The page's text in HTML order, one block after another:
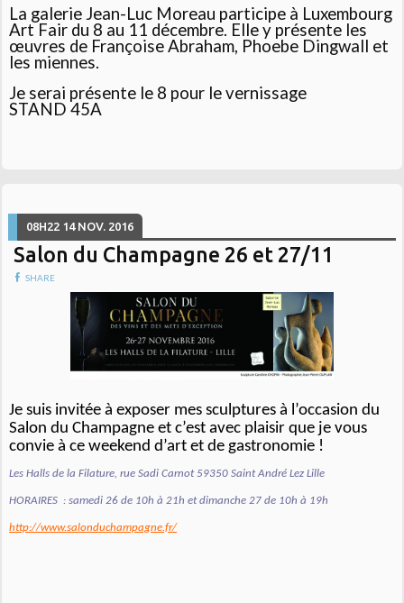
La galerie Jean-Luc Moreau participe à Luxembourg
Art Fair du 8 au 11 décembre. Elle y présente les
œuvres de Françoise Abraham, Phoebe Dingwall et
les miennes.
Je serai présente le 8 pour le vernissage
STAND 45A
08H22 14 NOV. 2016
Salon du Champagne 26 et 27/11
SHARE
Je suis invitée à exposer mes sculptures à l’occasion du
Salon du Champagne et c’est avec plaisir que je vous
convie à ce weekend d’art et de gastronomie !
Les Halls de la Filature, rue Sadi Carnot 59350 Saint André Lez Lille
HORAIRES : samedi 26 de 10h à 21h et dimanche 27 de 10h à 19h
http://www.salonduchampagne.fr/